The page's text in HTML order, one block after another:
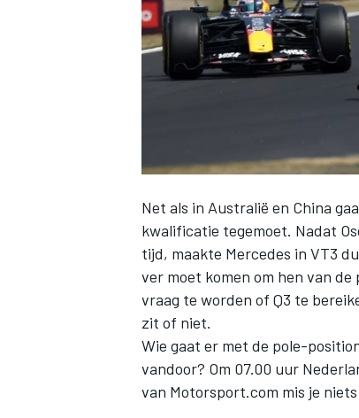
WEC DTM
Net als in Australië en China
kwalificatie tegemoet. Nadat
tijd, maakte Mercedes in VT3
ver moet komen om hen van
vraag te worden of Q3 te
zit of niet.
Wie gaat er met de pole-
vandoor? Om 07.00 uur
van Motorsport.com mis je